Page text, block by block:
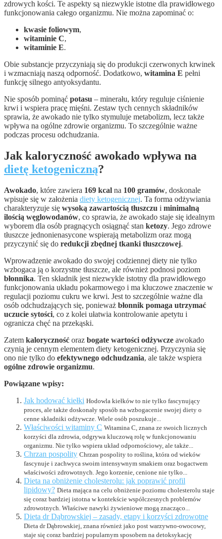
zdrowych kości. Te aspekty są niezwykle istotne dla prawidłowego
funkcjonowania całego organizmu. Nie można zapominać o:
kwasie foliowym,
witaminie C,
witaminie E.
Obie substancje przyczyniają się do produkcji czerwonych krwinek
i wzmacniają naszą odporność. Dodatkowo, witamina E pełni
funkcję silnego antyoksydantu.
Nie sposób pominąć potasu – minerału, który reguluje ciśnienie
krwi i wspiera pracę mięśni. Zestaw tych cennych składników
sprawia, że awokado nie tylko stymuluje metabolizm, lecz także
wpływa na ogólne zdrowie organizmu. To szczególnie ważne
podczas procesu odchudzania.
Jak kaloryczność awokado wpływa na
dietę ketogeniczną?
Awokado, które zawiera 169 kcal na 100 gramów, doskonale
wpisuje się w założenia diety ketogenicznej. Ta forma odżywiania
charakteryzuje się wysoką zawartością tłuszczu i minimalną
ilością węglowodanów, co sprawia, że awokado staje się idealnym
wyborem dla osób pragnących osiągnąć stan ketozy. Jego zdrowe
tłuszcze jednonienasycone wspierają metabolizm oraz mogą
przyczynić się do redukcji zbędnej tkanki tłuszczowej.
Wprowadzenie awokado do swojej codziennej diety nie tylko
wzbogaca ją o korzystne tłuszcze, ale również podnosi poziom
błonnika. Ten składnik jest niezwykle istotny dla prawidłowego
funkcjonowania układu pokarmowego i ma kluczowe znaczenie w
regulacji poziomu cukru we krwi. Jest to szczególnie ważne dla
osób odchudzających się, ponieważ błonnik pomaga utrzymać
uczucie sytości, co z kolei ułatwia kontrolowanie apetytu i
ogranicza chęć na przekąski.
Zatem kaloryczność oraz bogate wartości odżywcze awokado
czynią je cennym elementem diety ketogenicznej. Przyczynia się
ono nie tylko do efektywnego odchudzania, ale także wspiera
ogólne zdrowie organizmu.
Powiązane wpisy:
Jak hodować kiełki Hodowla kiełków to nie tylko fascynujący
proces, ale także doskonały sposób na wzbogacenie swojej diety o
cenne składniki odżywcze. Wiele osób poszukuje...
Właściwości witaminy C Witamina C, znana ze swoich licznych
korzyści dla zdrowia, odgrywa kluczową rolę w funkcjonowaniu
organizmu. Nie tylko wspiera układ odpornościowy, ale także...
Chrzan pospolity Chrzan pospolity to roślina, która od wieków
fascynuje i zachwyca swoim intensywnym smakiem oraz bogactwem
właściwości zdrowotnych. Jego korzenie, cenione nie tylko...
Dieta na obniżenie cholesterolu: jak poprawić profil
lipidowy? Dieta mająca na celu obniżenie poziomu cholesterolu staje
się coraz bardziej istotna w kontekście współczesnych problemów
zdrowotnych. Właściwe nawyki żywieniowe mogą znacząco...
Dieta dr Dąbrowskiej – zasady, etapy i korzyści zdrowotne
Dieta dr Dąbrowskiej, znana również jako post warzywno-owocowy,
staje się coraz bardziej popularnym sposobem na detoksykację